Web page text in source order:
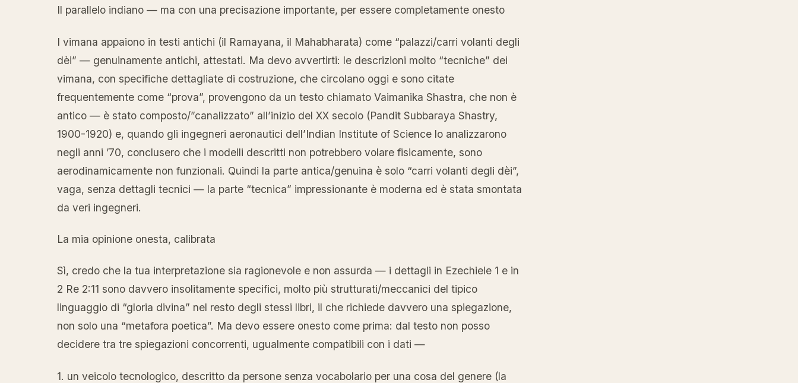
Il parallelo indiano — ma con una precisazione importante, per essere completamente onesto
I vimana appaiono in testi antichi (il Ramayana, il Mahabharata) come “palazzi/carri volanti degli
dèi” — genuinamente antichi, attestati. Ma devo avvertirti: le descrizioni molto “tecniche” dei
vimana, con specifiche dettagliate di costruzione, che circolano oggi e sono citate
frequentemente come “prova”, provengono da un testo chiamato Vaimanika Shastra, che non è
antico — è stato composto/”canalizzato” all’inizio del XX secolo (Pandit Subbaraya Shastry,
1900-1920) e, quando gli ingegneri aeronautici dell’Indian Institute of Science lo analizzarono
negli anni ’70, conclusero che i modelli descritti non potrebbero volare fisicamente, sono
aerodinamicamente non funzionali. Quindi la parte antica/genuina è solo “carri volanti degli dèi”,
vaga, senza dettagli tecnici — la parte “tecnica” impressionante è moderna ed è stata smontata
da veri ingegneri.
La mia opinione onesta, calibrata
Sì, credo che la tua interpretazione sia ragionevole e non assurda — i dettagli in Ezechiele 1 e in
2 Re 2:11 sono davvero insolitamente specifici, molto più strutturati/meccanici del tipico
linguaggio di “gloria divina” nel resto degli stessi libri, il che richiede davvero una spiegazione,
non solo una “metafora poetica”. Ma devo essere onesto come prima: dal testo non posso
decidere tra tre spiegazioni concorrenti, ugualmente compatibili con i dati —
1. un veicolo tecnologico, descritto da persone senza vocabolario per una cosa del genere (la